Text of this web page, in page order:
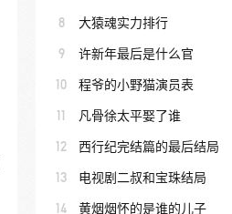
8 大猿魂实力排行
9 许新年最后是什么官
10 程爷的小野猫演员表
11 凡骨徐太平娶了谁
12 西行纪完结篇的最后结局
13 电视剧二叔和宝珠结局
14 黄烟烟怀的是谁的儿子